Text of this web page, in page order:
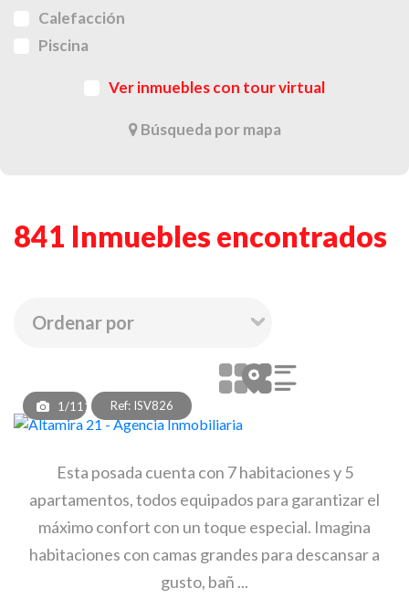
Calefacción
Piscina
Ver inmuebles con tour virtual
Búsqueda por mapa
841 Inmuebles encontrados
1/111 Ref: ISV826
Esta posada cuenta con 7 habitaciones y 5
apartamentos, todos equipados para garantizar el
máximo confort con un toque especial. Imagina
habitaciones con camas grandes para descansar a
gusto, bañ ...